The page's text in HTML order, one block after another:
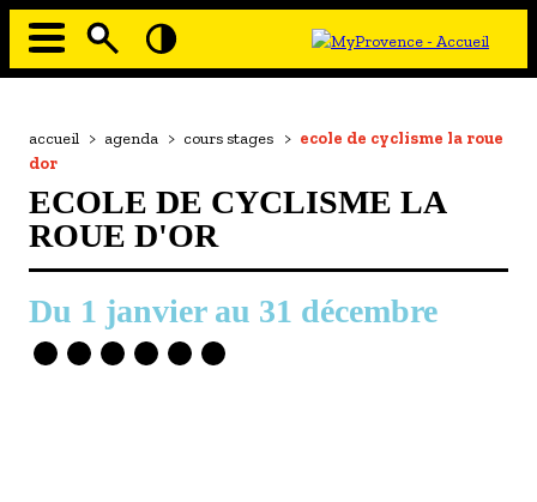
Aller
principale
À MOI LA CULTURE
AU GRAND AIR
PASSEZ À TABLE
SOUS TOUTES LES COUTUMES
TOURISME ET HANDICAP
Fil
d'Ariane
accueil > agenda > cours stages > ecole de cyclisme la roue
dor
ECOLE DE CYCLISME LA
ROUE D'OR
1 janvier au 31 décembre